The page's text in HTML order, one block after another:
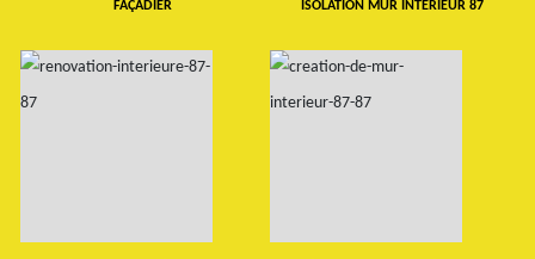
FAÇADIER ISOLATION MUR INTERIEUR 87